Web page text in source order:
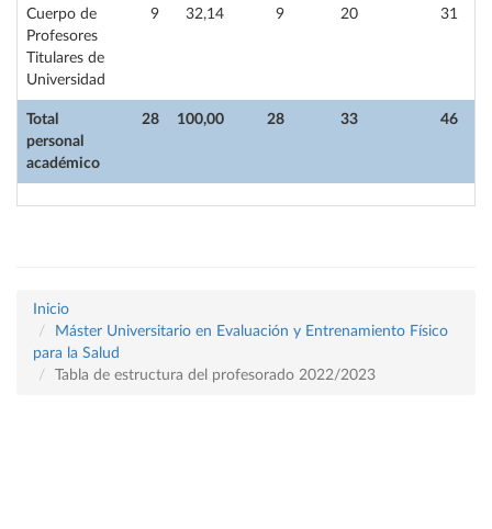
Total
personal
académico
28 100,00 28 33 46
Cuerpo de
Profesores
Titulares de
Universidad
9 32,14 9 20 31
Inicio
Máster Universitario en Evaluación y Entrenamiento Físico
para la Salud
Tabla de estructura del profesorado 2022/2023